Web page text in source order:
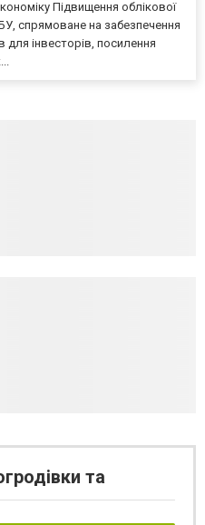
Підвищення облікової
спрямоване на забезпечення
для інвесторів, посилення
та